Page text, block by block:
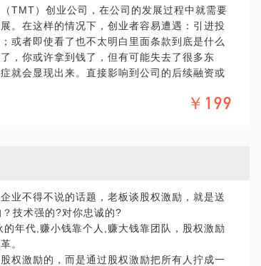
具体化。毕竟一小时的谈话只能解决一个小问
更精确的准备，提升见面效率。期待与你的见
TMT）创业公司，在公司的发展过程中就需要
。在这样的情况下，创业者容易遭遇：引进投
或者即使看了也不太明白里面条款到底是什么
，你或许拿到钱了，但有可能失去了很多东
就会显现出来。直接影响到公司的后续融资或
入债务风险当中得不偿失。股权并购：当企业
题。我愿意与你分享的内容包括：帮你理清股
障你的权益。
国内知名企业提供相关法律服务，并担任多家
并购公会中，担任并购师。有足够的工作经验
￥199
业不得不说的话题，老板谈股权激励，就是送
技术强的?对你忠诚的?
年代,赚小钱靠个人,赚大钱靠团队，股权激励
。
权激励的，而是通过股权激励把所有人拧成一